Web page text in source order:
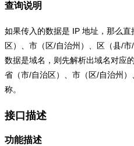
查询说明
如果传入的数据是 IP 地址，那么
区）、市（区/自治州）、区（县/
数据是域名，则先解析出域名对应
省（市/自治区）、市（区/自治州
称。
接口描述
功能描述